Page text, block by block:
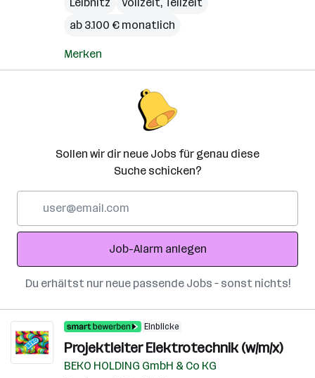
ab 3.100 € monatlich
Merken
Sollen wir dir neue Jobs für genau diese
Suche schicken?
Adresse
Job-Alarm anlegen
Du erhältst nur neue passende Jobs – sonst nichts!
Einblicke
Projektleiter Elektrotechnik (w/m/x)
BEKO HOLDING GmbH & Co KG